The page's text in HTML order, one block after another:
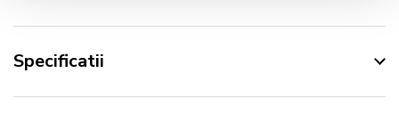
Specificatii